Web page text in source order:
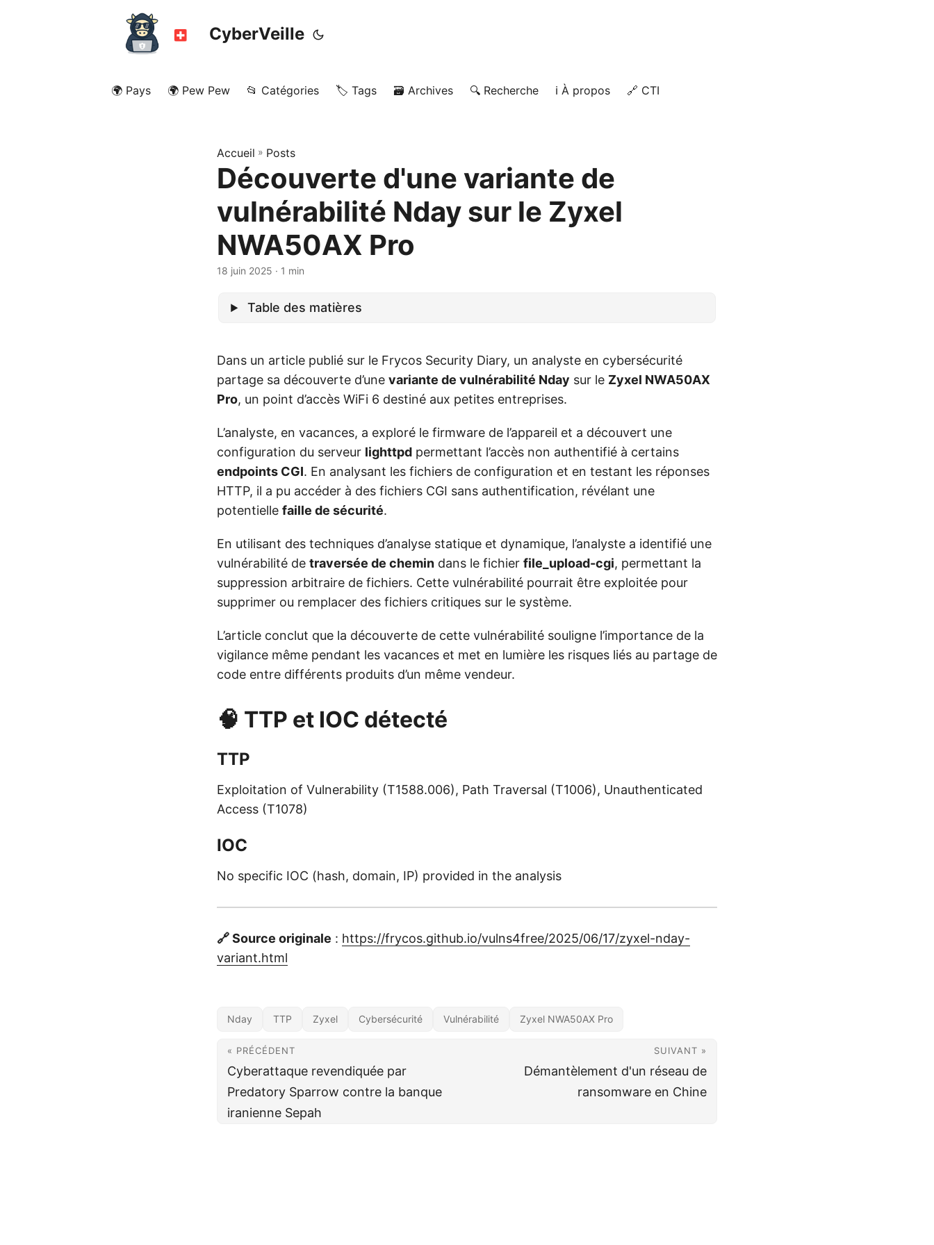
CyberVeille
🌍 Pays 🌍 Pew Pew 📂 Catégories 🏷️ Tags 🗃️ Archives 🔍 Recherche ℹ️ À propos 🔗 CTI
Accueil » Posts
Découverte d'une variante de
vulnérabilité Nday sur le Zyxel
NWA50AX Pro
18 juin 2025 · 1 min
Table des matières
Dans un article publié sur le Frycos Security Diary, un analyste en cybersécurité
partage sa découverte d’une variante de vulnérabilité Nday sur le Zyxel NWA50AX
Pro, un point d’accès WiFi 6 destiné aux petites entreprises.
L’analyste, en vacances, a exploré le firmware de l’appareil et a découvert une
configuration du serveur lighttpd permettant l’accès non authentifié à certains
endpoints CGI. En analysant les fichiers de configuration et en testant les réponses
HTTP, il a pu accéder à des fichiers CGI sans authentification, révélant une
potentielle faille de sécurité.
En utilisant des techniques d’analyse statique et dynamique, l’analyste a identifié une
vulnérabilité de traversée de chemin dans le fichier file_upload-cgi, permettant la
suppression arbitraire de fichiers. Cette vulnérabilité pourrait être exploitée pour
supprimer ou remplacer des fichiers critiques sur le système.
L’article conclut que la découverte de cette vulnérabilité souligne l’importance de la
vigilance même pendant les vacances et met en lumière les risques liés au partage de
code entre différents produits d’un même vendeur.
🧠 TTP et IOC détecté
TTP
Exploitation of Vulnerability (T1588.006), Path Traversal (T1006), Unauthenticated
Access (T1078)
IOC
No specific IOC (hash, domain, IP) provided in the analysis
🔗 Source originale : https://frycos.github.io/vulns4free/2025/06/17/zyxel-nday-
variant.html
Nday TTP Zyxel Cybersécurité Vulnérabilité Zyxel NWA50AX Pro
« PRÉCÉDENT
Cyberattaque revendiquée par
Predatory Sparrow contre la banque
iranienne Sepah
SUIVANT »
Démantèlement d'un réseau de
ransomware en Chine